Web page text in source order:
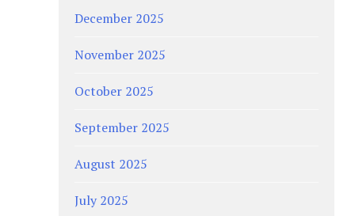
December 2025
November 2025
October 2025
September 2025
August 2025
July 2025